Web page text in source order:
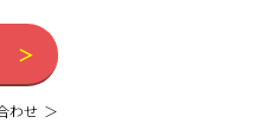
わせ